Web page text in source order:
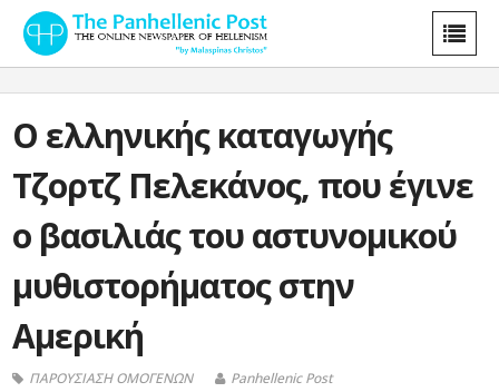
Ο ελληνικής καταγωγής
Τζορτζ Πελεκάνος, που έγινε
ο βασιλιάς του αστυνομικού
μυθιστορήματος στην
Αμερική
ΠΑΡΟΥΣΙΑΣΗ ΟΜΟΓΕΝΩΝ
Panhellenic Post